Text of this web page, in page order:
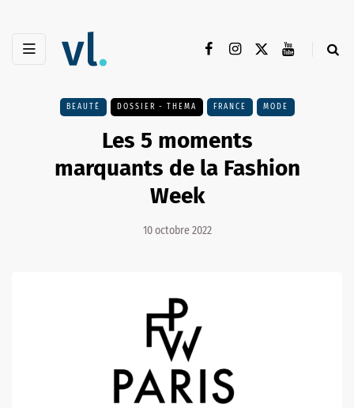
BEAUTÉ DOSSIER - THEMA FRANCE MODE
Les 5 moments
marquants de la Fashion
Week
10 octobre 2022